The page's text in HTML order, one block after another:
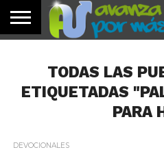
DE HOY
NOSOTROS
TODAS LAS
ETIQUETADAS
PARA
DEVOCIONALES